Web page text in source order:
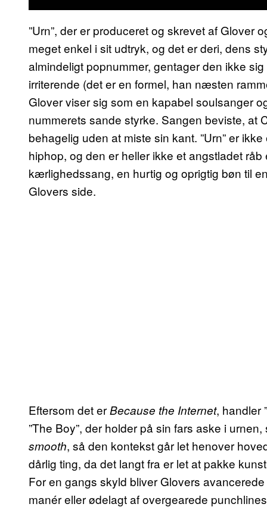
”Urn”, der er produceret og skrevet af
meget enkel i sit udtryk, og det er deri, dens
almindeligt popnummer, gentager den ikke
irriterende (det er en formel, han næsten
Glover viser sig som en kapabel soulsanger
nummerets sande styrke. Sangen beviste,
behagelig uden at miste sin kant. ”Urn” er
hiphop, og den er heller ikke et angstladet
kærlighedssang, en hurtig og oprigtig bøn til
Glovers side.
Eftersom det erBecause the Internet, handler
”The Boy”, der holder på sin fars aske i
smooth, så den kontekst går let henover
dårlig ting, da det langt fra er let at pakke
For en gangs skyld bliver Glovers
manér eller ødelagt af overgearede